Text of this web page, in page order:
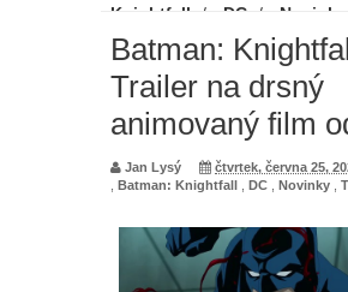
Knightfall
/ DC / Novinky
/
Batman: Knightfall - Trailer
animovaný film od DC
Batman:
Trailer na drsný
animovaný film
Jan Lysý čtvrtek, června 25,
Batman: Knightfall DC Novinky